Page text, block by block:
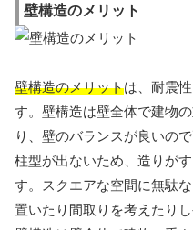
壁構造のメリット
壁構造のメリットは、耐震
す。壁構造は壁全体で建物
り、壁のバランスが良いの
柱型が出ないため、造りが
す。スクエアな空間に無駄
置いたり間取りを考えたり